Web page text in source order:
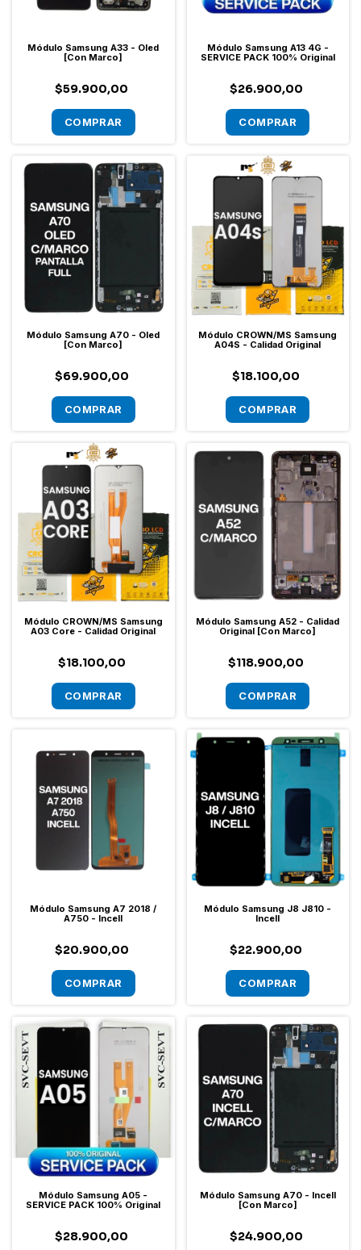
Módulo Samsung A33 - Oled
[Con Marco]
$59.900,00
Módulo Samsung A13 4G -
SERVICE PACK 100% Original
$26.900,00
Módulo Samsung A70 - Oled
[Con Marco]
$69.900,00
Módulo CROWN/MS Samsung
A04S - Calidad Original
$18.100,00
Módulo CROWN/MS Samsung
A03 Core - Calidad Original
$18.100,00
Módulo Samsung A52 - Calidad
Original [Con Marco]
$118.900,00
Módulo Samsung A7 2018 /
A750 - Incell
$20.900,00
Módulo Samsung J8 J810 -
Incell
$22.900,00
Módulo Samsung A05 -
SERVICE PACK 100% Original
$28.900,00
Módulo Samsung A70 - Incell
[Con Marco]
$24.900,00